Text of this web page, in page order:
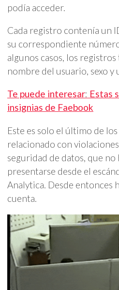
podía acceder.
Cada registro contenía un
su correspondiente
algunos casos, los
nombre del usuario, sexo y
Te puede interesar: Estas
insignias de Faebook
Este es solo el último de los
relacionado con
seguridad de datos, que no
presentarse desde el
Analytica. Desde entonces
cuenta.